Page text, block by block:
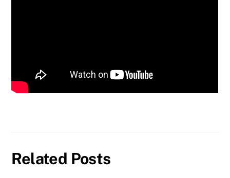
Related Posts